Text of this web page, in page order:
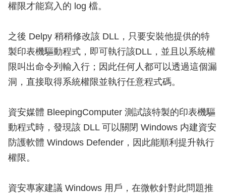
權限才能寫入的 log 檔。
之後 Delpy 稍稍修改該 DLL，只要安裝他提供的特
製印表機驅動程式，即可執行該DLL，並且以系統權
限叫出命令列輸入行；因此任何人都可以透過這個漏
洞，直接取得系統權限並執行任意程式碼。
資安媒體 BleepingComputer 測試該特製的印表機驅
動程式時，發現該 DLL 可以關閉 Windows 内建資安
防護軟體 Windows Defender，因此能順利提升執行
權限。
資安專家建議 Windows 用戶，在微軟針對此問題推